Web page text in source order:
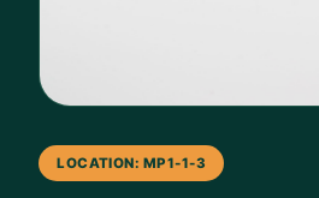
LOCATION: MP1-1-3